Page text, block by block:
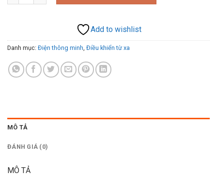
Add to wishlist
Danh mục: Điện thông minh Điều khiển từ xa
MÔ TẢ
ĐÁNH GIÁ (0)
MÔ TẢ